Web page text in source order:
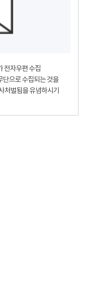
전자우편 수집
단으로 수집되는 것을
처벌됨을 유념하시기